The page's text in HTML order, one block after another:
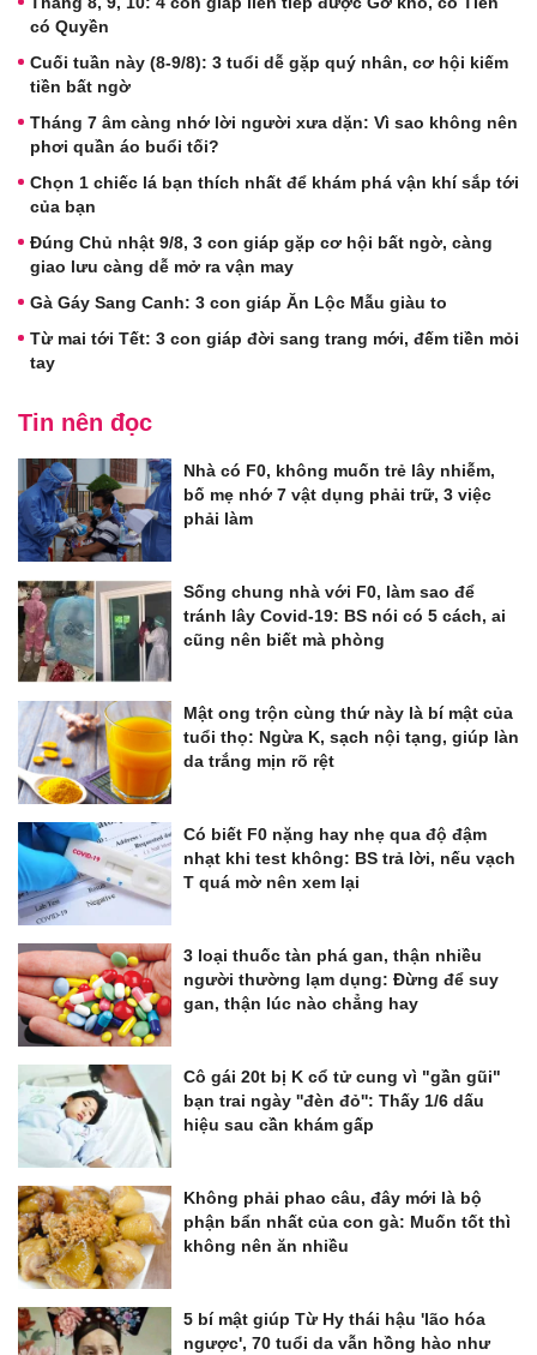
có Quyền
Cuối tuần này (8-9/8): 3 tuổi dễ gặp quý nhân, cơ hội kiếm
tiền bất ngờ
Tháng 7 âm càng nhớ lời người xưa dặn: Vì sao không nên
phơi quần áo buổi tối?
Chọn 1 chiếc lá bạn thích nhất để khám phá vận khí sắp tới
của bạn
Đúng Chủ nhật 9/8, 3 con giáp gặp cơ hội bất ngờ, càng
giao lưu càng dễ mở ra vận may
Gà Gáy Sang Canh: 3 con giáp Ăn Lộc Mẫu giàu to
Từ mai tới Tết: 3 con giáp đời sang trang mới, đếm tiền mỏi
tay
Tin nên đọc
Nhà có F0, không muốn trẻ lây nhiễm,
bố mẹ nhớ 7 vật dụng phải trữ, 3 việc
phải làm
Sống chung nhà với F0, làm sao để
tránh lây Covid-19: BS nói có 5 cách, ai
cũng nên biết mà phòng
Mật ong trộn cùng thứ này là bí mật của
tuổi thọ: Ngừa K, sạch nội tạng, giúp làn
da trắng mịn rõ rệt
Có biết F0 nặng hay nhẹ qua độ đậm
nhạt khi test không: BS trả lời, nếu vạch
T quá mờ nên xem lại
3 loại thuốc tàn phá gan, thận nhiều
người thường lạm dụng: Đừng để suy
gan, thận lúc nào chẳng hay
Cô gái 20t bị K cổ tử cung vì "gần gũi"
bạn trai ngày ''đèn đỏ'': Thấy 1/6 dấu
hiệu sau cần khám gấp
Không phải phao câu, đây mới là bộ
phận bẩn nhất của con gà: Muốn tốt thì
không nên ăn nhiều
5 bí mật giúp Từ Hy thái hậu 'lão hóa
ngược', 70 tuổi da vẫn hồng hào như